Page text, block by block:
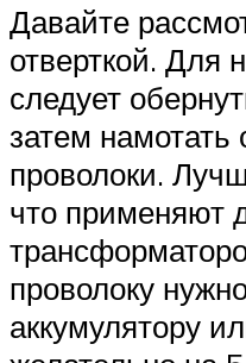
Давайте
отверткой. Для
следует
затем намотать
проволоки.
что применяют
проволоку
аккумулятору